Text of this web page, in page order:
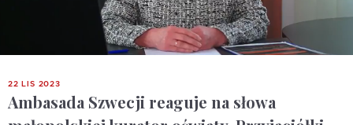
22 LIS 2023
Ambasada Szwecji reaguje na słowa